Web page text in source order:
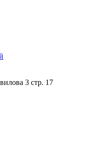
3 стр. 17